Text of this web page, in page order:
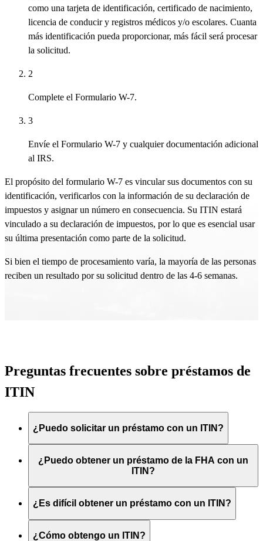
como una tarjeta de identificación, certificado de nacimiento,
licencia de conducir y registros médicos y/o escolares. Cuanta
más identificación pueda proporcionar, más fácil será procesar
la solicitud.
2
Complete el Formulario W-7.
3
Envíe el Formulario W-7 y cualquier documentación adicional
al IRS.
El propósito del formulario W-7 es vincular sus documentos con su
identificación, verificarlos con la información de su declaración de
impuestos y asignar un número en consecuencia. Su ITIN estará
vinculado a su declaración de impuestos, por lo que es esencial usar
su última presentación como parte de la solicitud.
Si bien el tiempo de procesamiento varía, la mayoría de las personas
reciben un resultado por su solicitud dentro de las 4-6 semanas.
Preguntas frecuentes sobre préstamos de
ITIN
¿Puedo solicitar un préstamo con un ITIN?
¿Puedo obtener un préstamo de la FHA con un
ITIN?
¿Es difícil obtener un préstamo con un ITIN?
¿Cómo obtengo un ITIN?